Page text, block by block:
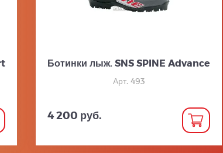
Ботинки лыж. SNS SPINE Advance
Арт. 493
4 200 руб.